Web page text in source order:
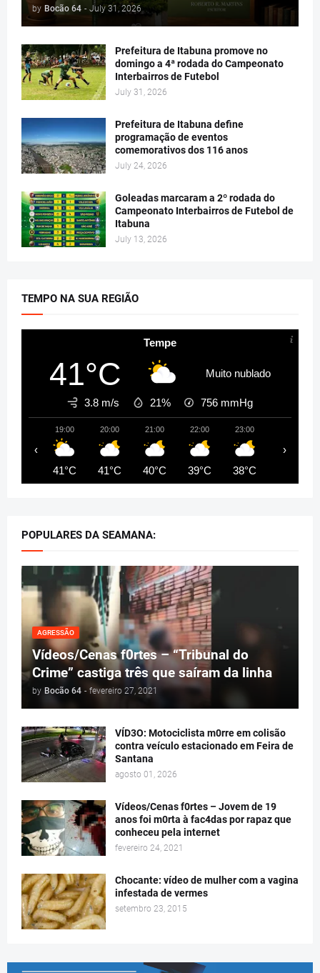
by Bocão 64 - July 31, 2026
Prefeitura de Itabuna promove no
domingo a 4ª rodada do Campeonato
Interbairros de Futebol
July 31, 2026
Prefeitura de Itabuna define
programação de eventos
comemorativos dos 116 anos
July 24, 2026
Goleadas marcaram a 2º rodada do
Campeonato Interbairros de Futebol de
Itabuna
July 13, 2026
TEMPO NA SUA REGIÃO
Tempe
41°C Muito nublado
3.8 m/s 21% 756 mmHg
19:00
41°C
20:00
41°C
21:00
40°C
22:00
39°C
23:00
38°C
‹ ›
POPULARES DA SEAMANA:
AGRESSÃO
Vídeos/Cenas f0rtes – “Tribunal do
Crime” castiga três que saíram da linha
by Bocão 64 - fevereiro 27, 2021
VÍD3O: Motociclista m0rre em colisão
contra veículo estacionado em Feira de
Santana
agosto 01, 2026
Vídeos/Cenas f0rtes – Jovem de 19
anos foi m0rta à fac4das por rapaz que
conheceu pela internet
fevereiro 24, 2021
Chocante: vídeo de mulher com a vagina
infestada de vermes
setembro 23, 2015